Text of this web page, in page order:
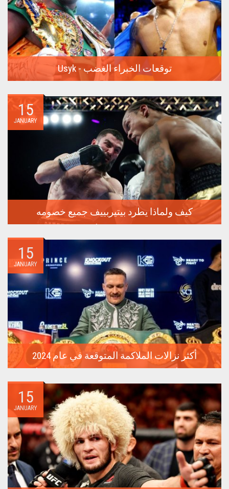
Usyk - توقعات الخبراء الغضب
في...
15
JANUARY
كيف ولماذا يطرد بيتيربييف جميع خصومه
لقبه...
15
JANUARY
أكثر نزالات الملاكمة المتوقعة في عام 2024
مختلفة،...
15
JANUARY